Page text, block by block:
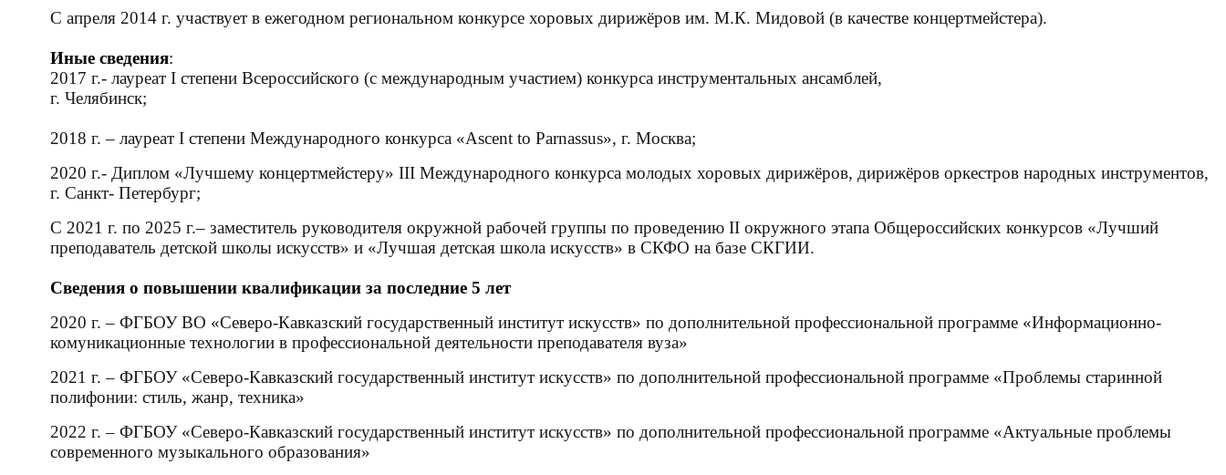
С апреля 2014 г. участвует в ежегодном региональном конкурсе хоровых дирижёров им. М.К. Мидовой (в качестве концертмейстера).
Иные сведения:
2017 г.- лауреат I степени Всероссийского (с международным участием) конкурса инструментальных ансамблей,
г. Челябинск;
2018 г. – лауреат I степени Международного конкурса «Ascent to Parnassus», г. Москва;
2020 г.- Диплом «Лучшему концертмейстеру» III Международного конкурса молодых хоровых дирижёров, дирижёров оркестров народных инструментов,
г. Санкт- Петербург;
С 2021 г. по 2025 г.– заместитель руководителя окружной рабочей группы по проведению II окружного этапа Общероссийских конкурсов «Лучший
преподаватель детской школы искусств» и «Лучшая детская школа искусств» в СКФО на базе СКГИИ.
Сведения о повышении квалификации за последние 5 лет
2020 г. – ФГБОУ ВО «Северо-Кавказский государственный институт искусств» по дополнительной профессиональной программе «Информационно-
комуникационные технологии в профессиональной деятельности преподавателя вуза»
2021 г. – ФГБОУ «Северо-Кавказский государственный институт искусств» по дополнительной профессиональной программе «Проблемы старинной
полифонии: стиль, жанр, техника»
2022 г. – ФГБОУ «Северо-Кавказский государственный институт искусств» по дополнительной профессиональной программе «Актуальные проблемы
современного музыкального образования»